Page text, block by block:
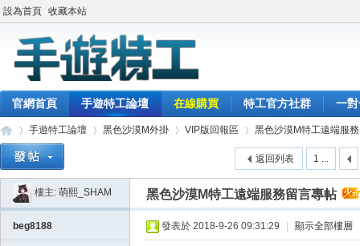
設為首頁 收藏本站
官網首頁 手遊特工論壇 在線購買 特工官方社群 一
»
手遊特工論壇
›
黑色沙漠M外掛
›
VIP版回報區
›
黑色沙漠M特工遠端服
1 ...
返回列表
樓主: 萌熙_SHAM 黑色沙漠M特工遠端服務留言專帖
beg8188 發表於 2018-9-26 09:31:29 顯示全部樓層